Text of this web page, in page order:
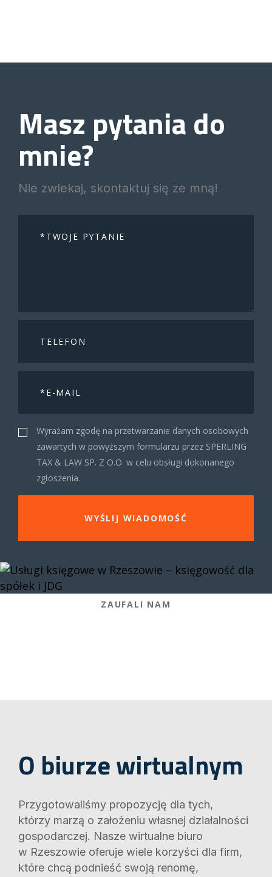
Masz pytania do
mnie?
Nie zwlekaj, skontaktuj się ze mną!
Wyrażam zgodę na przetwarzanie danych osobowych
zawartych w powyższym formularzu przez SPERLING
TAX & LAW SP. Z O.O. w celu obsługi dokonanego
zgłoszenia.
ZAUFALI NAM
O biurze wirtualnym
Przygotowaliśmy propozycję dla tych,
którzy marzą o założeniu własnej działalności
gospodarczej. Nasze wirtualne biuro
w Rzeszowie oferuje wiele korzyści dla firm,
które chcą podnieść swoją renomę,